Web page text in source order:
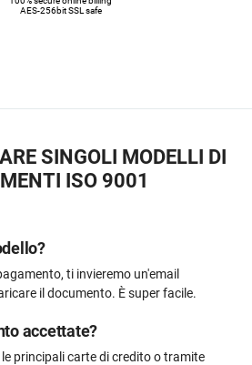
AES-256bit SSL safe
SINGOLI MODELLI DI
ISO 9001
ti invieremo un'email
il documento. È super facile.
accettate?
principali carte di credito o tramite